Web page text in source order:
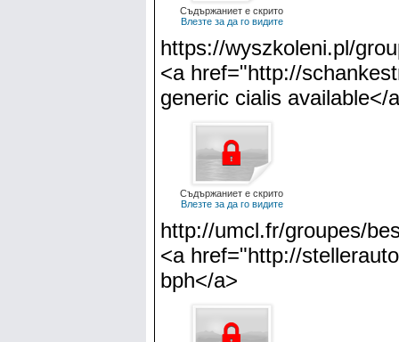
Съдържаниет е скрито
Влезте за да го видите
https://wyszkoleni.pl/
<a href="http://
generic cialis available</
Съдържаниет е скрито
Влезте за да го видите
http://umcl.fr/groupes/
<a href="http://
bph</a>